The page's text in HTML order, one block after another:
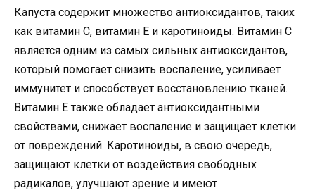
Капуста содержит множество антиоксидантов, таких
как витамин С, витамин Е и каротиноиды. Витамин С
является одним из самых сильных антиоксидантов,
который помогает снизить воспаление, усиливает
иммунитет и способствует восстановлению тканей.
Витамин Е также обладает антиоксидантными
свойствами, снижает воспаление и защищает клетки
от повреждений. Каротиноиды, в свою очередь,
защищают клетки от воздействия свободных
радикалов, улучшают зрение и имеют